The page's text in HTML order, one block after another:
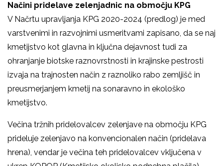
Načini pridelave zelenjadnic na območju KPG
V Načrtu upravljanja KPG 2020-2024 (predlog) je med
varstvenimi in razvojnimi usmeritvami zapisano, da se naj
kmetijstvo kot glavna in ključna dejavnost tudi za
ohranjanje biotske raznovrstnosti in krajinske pestrosti
izvaja na trajnosten način z raznoliko rabo zemljišč in
preusmerjanjem kmetij na sonaravno in ekološko
kmetijstvo.
Večina tržnih pridelovalcev zelenjave na območju KPG
prideluje zelenjavo na konvencionalen način (pridelava
hrena), vendar je večina teh pridelovalcev vključena v